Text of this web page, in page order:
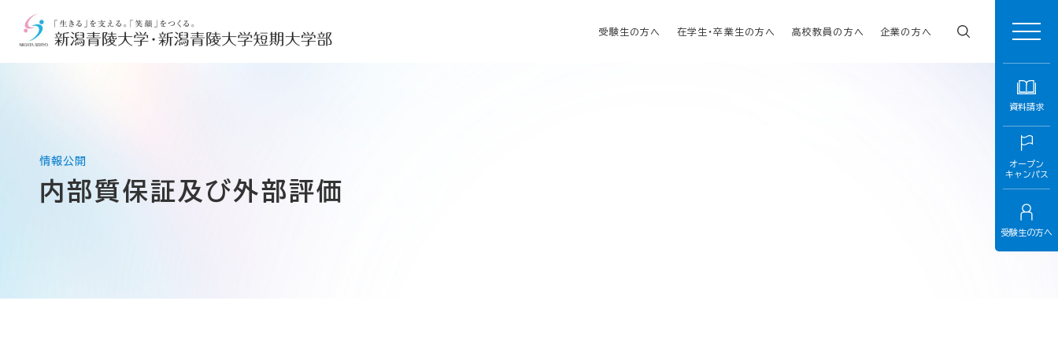
資料請求
オープン
キャンパス
受験生の方へ
受験生の方へ 在学生・卒業生の方へ 高校教員の方へ 企業の方へ
内部質保証及び外部評価